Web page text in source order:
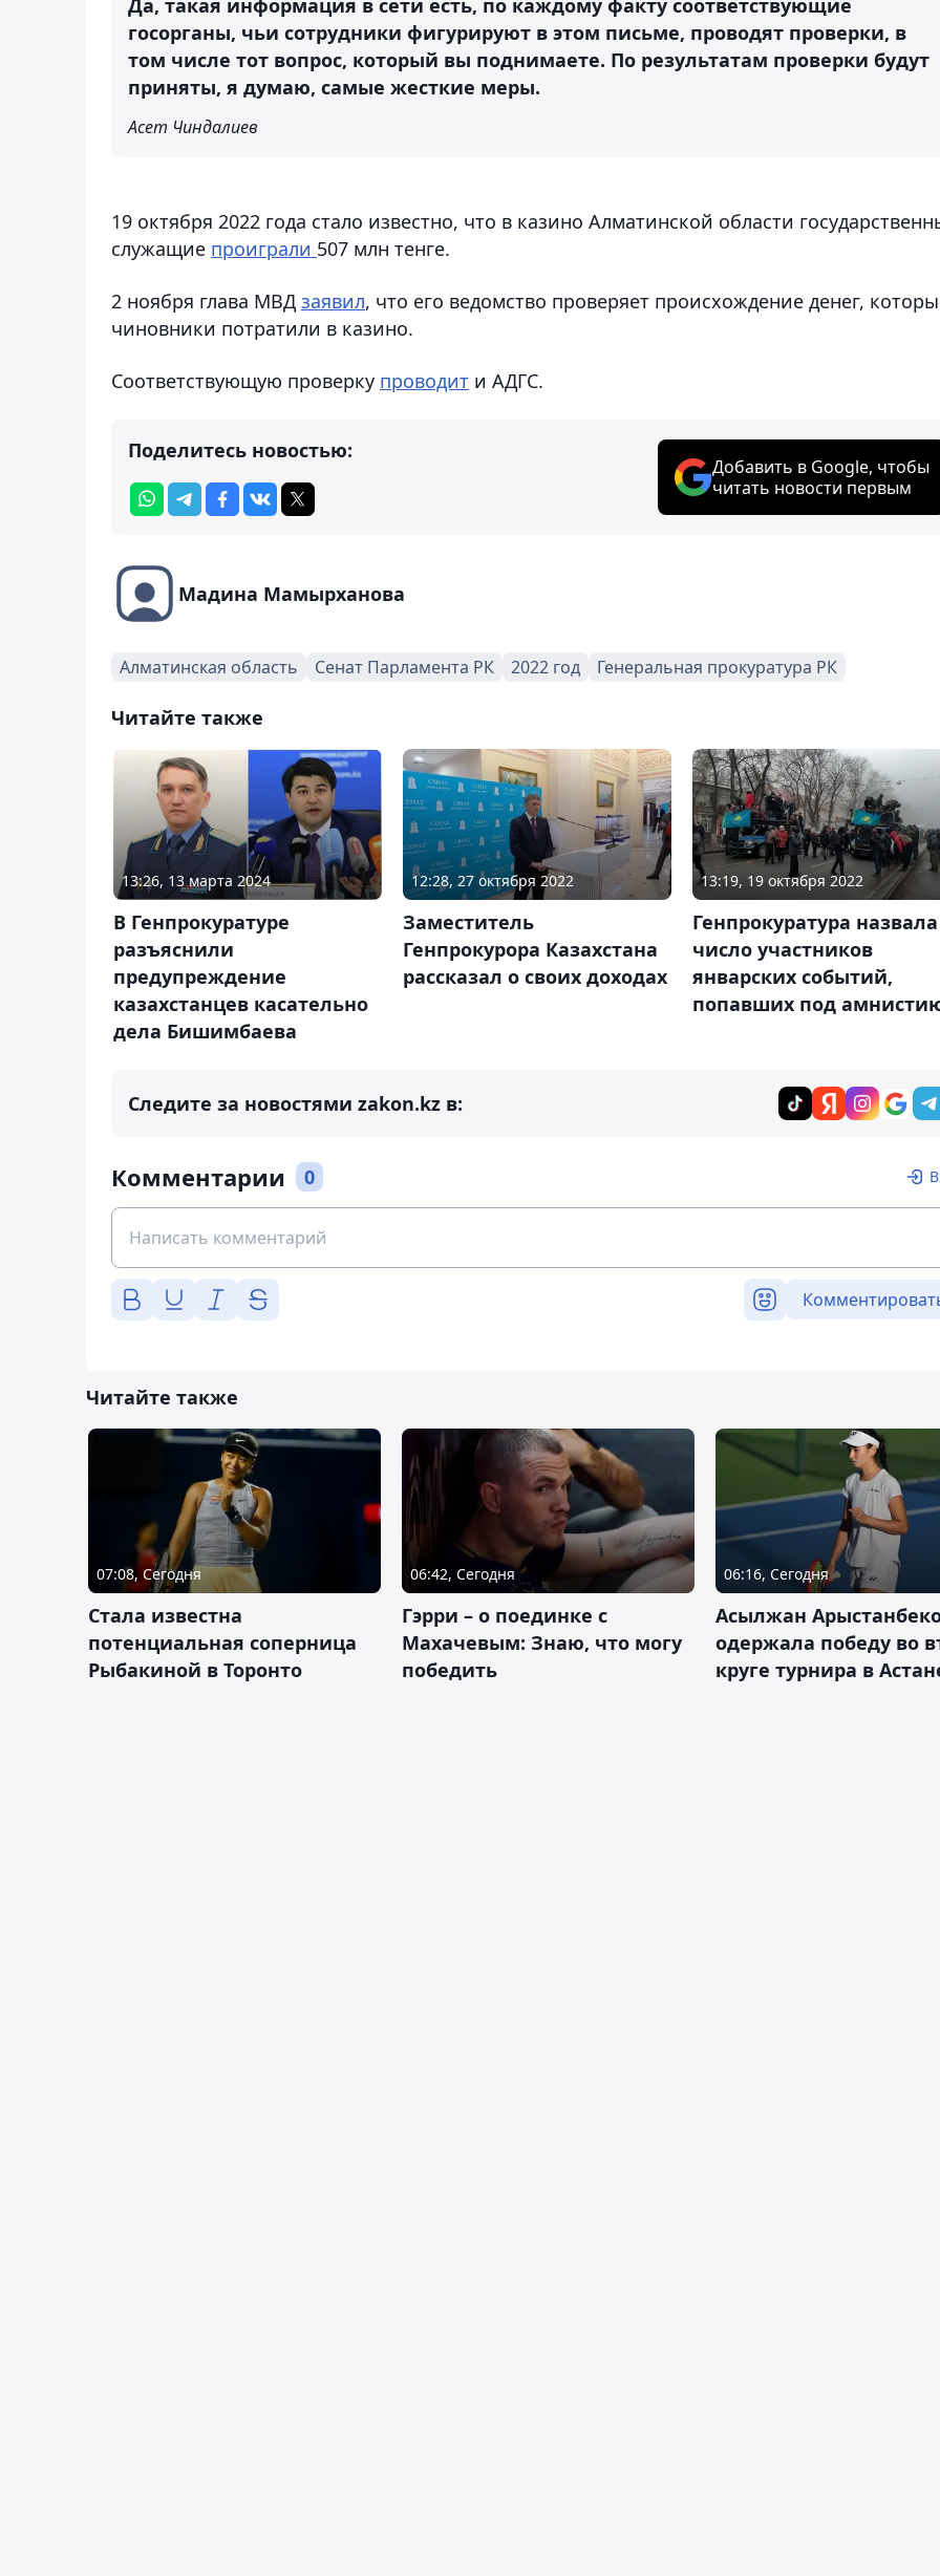
госорганы, чьи сотрудники фигурируют в этом письме, проводят проверки, в
том числе тот вопрос, который вы поднимаете. По результатам проверки будут
приняты, я думаю, самые жесткие меры.
Асет Чиндалиев
19 октября 2022 года стало известно, что в казино Алматинской области
служащие проиграли 507 млн тенге.
2 ноября глава МВД заявил, что его ведомство проверяет происхождение денег,
чиновники потратили в казино.
Соответствующую проверку проводит и АДГС.
Поделитесь новостью:
Добавить в Google, чтобы
читать новости первым
Мадина Мамырханова
Алматинская область Сенат Парламента РК 2022 год Генеральная прокуратура РК
Читайте также
13:26, 13 марта 2024
В Генпрокуратуре
разъяснили
предупреждение
казахстанцев касательно
дела Бишимбаева
12:28, 27 октября 2022
Заместитель
Генпрокурора Казахстана
рассказал о своих доходах
13:19, 19 октября 2022
Генпрокуратура назвала
число участников
январских событий,
попавших под
Следите за новостями zakon.kz в:
Комментарии 0
Читайте также
07:08, Сегодня
Cтала известна
потенциальная соперница
Рыбакиной в Торонто
06:42, Сегодня
Гэрри – о поединке с
Махачевым: Знаю, что могу
победить
06:16, Сегодня
Асылжан
одержала победу во
круге турнира в